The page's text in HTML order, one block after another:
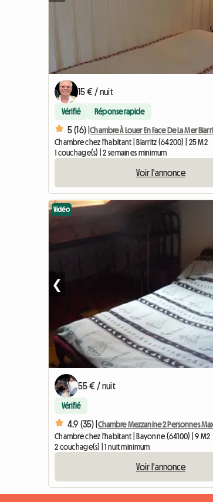
15 € / nuit
Vérifié Réponse rapide
5 (16) |Chambre À Louer En Face De La Mer
Chambre chez l'habitant | Biarritz (64200) | 25 M2
1 couchage(s) | 2 semaines minimum
Voir l'annonce
Vidéo
❮
55 € / nuit
Vérifié
4.9 (35) | Chambre Mezzanine 2 Personnes
Chambre chez l'habitant | Bayonne (64100) | 9 M2
2 couchage(s) | 1 nuit minimum
Voir l'annonce